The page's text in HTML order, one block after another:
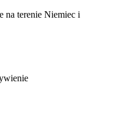
na terenie Niemiec i